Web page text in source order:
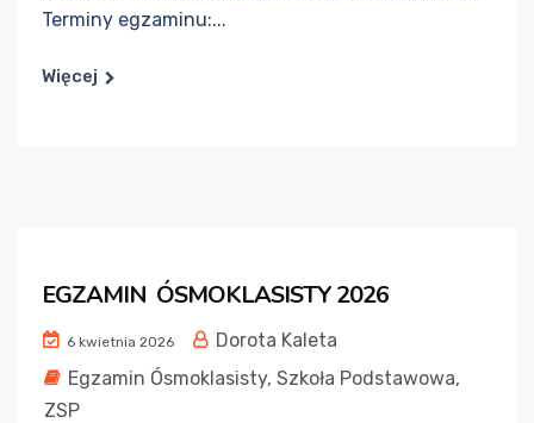
Terminy egzaminu:...
Więcej
EGZAMIN ÓSMOKLASISTY 2026
6 kwietnia 2026
Dorota Kaleta
Egzamin Ósmoklasisty, Szkoła Podstawowa,
ZSP